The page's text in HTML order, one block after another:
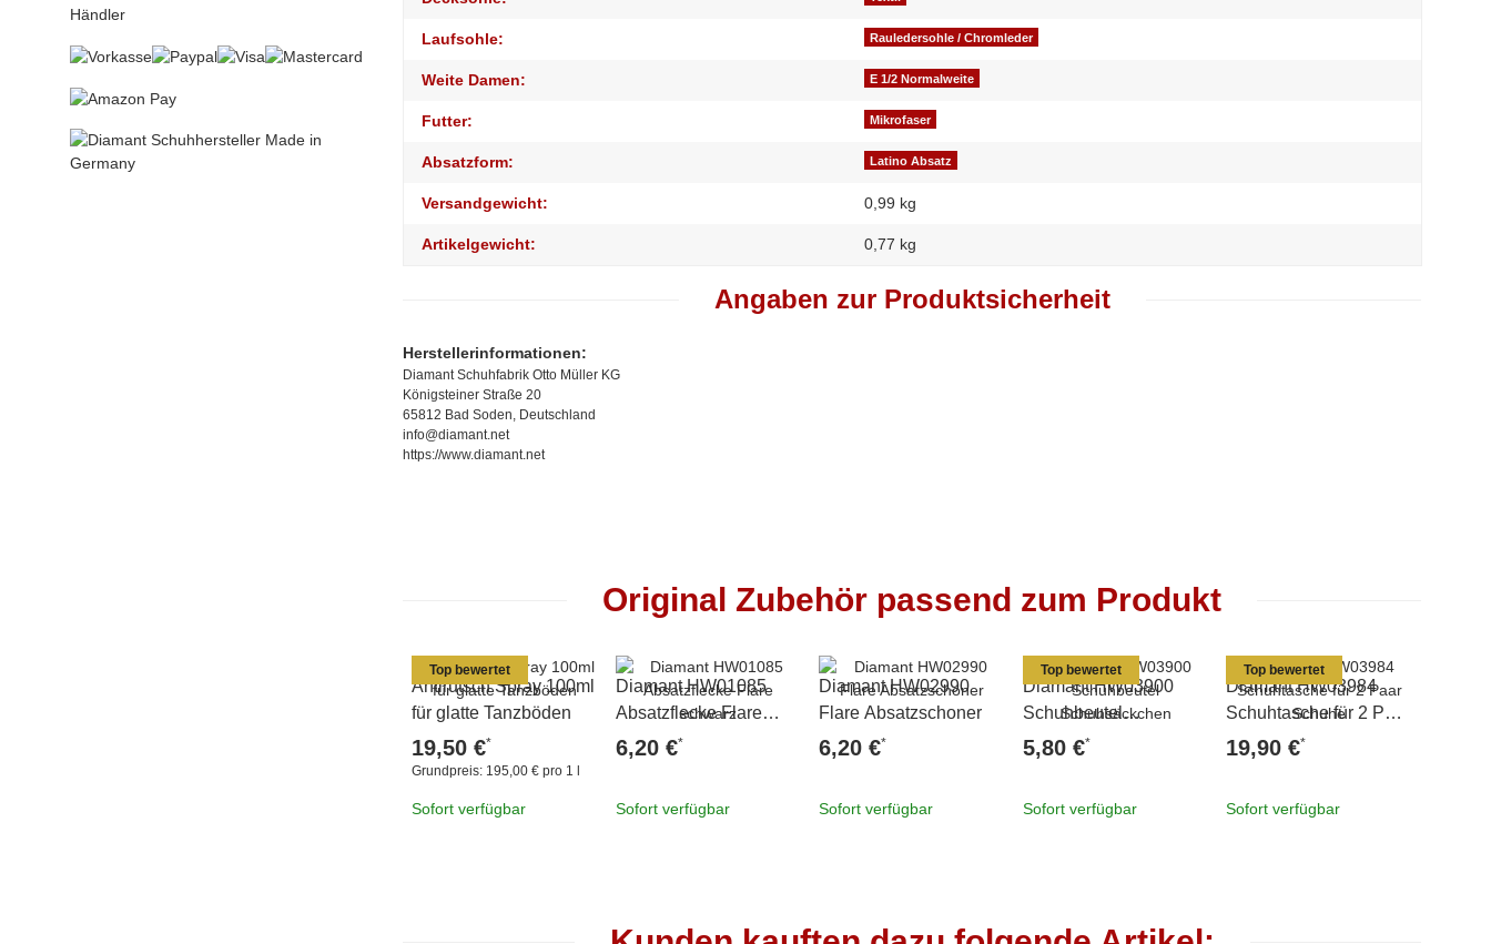
Laufsohle: Rauledersohle / Chromleder
Weite Damen: E 1/2 Normalweite
Futter: Mikrofaser
Absatzform: Latino Absatz
Versandgewicht: 0,99 kg
Artikelgewicht: 0,77 kg
Angaben zur Produktsicherheit
Herstellerinformationen:
Diamant Schuhfabrik Otto Müller KG
Königsteiner Straße 20
65812 Bad Soden, Deutschland
info@diamant.net
https://www.diamant.net
Original Zubehör passend zum Produkt
Top bewertet
Antirutsch Spray 100ml
für glatte Tanzböden
19,50 €*
Grundpreis: 195,00 € pro 1 l
Sofort verfügbar
Diamant HW01085
Absatzflecke Flare
schwarz
6,20 €*
Sofort verfügbar
Diamant HW02990
Flare Absatzschoner
6,20 €*
Sofort verfügbar
Top bewertet
Diamant HW03900
Schuhbeutel
Schuhsäckchen
5,80 €*
Sofort verfügbar
Top bewertet
Diamant HW03984
Schuhtasche für 2 Paar
Schuhe
19,90 €*
Sofort verfügbar
Händler